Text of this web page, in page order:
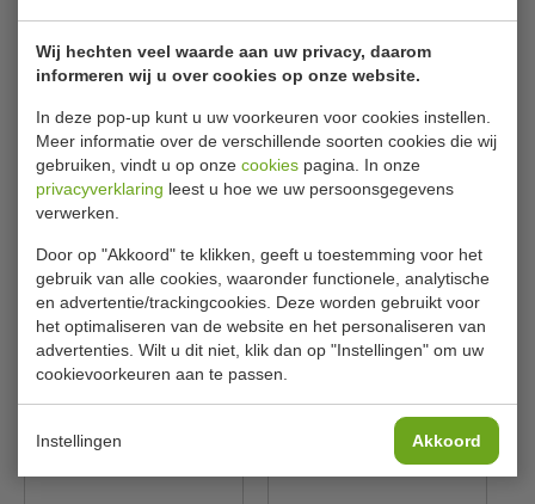
Wij hechten veel waarde aan uw privacy, daarom
informeren wij u over cookies op onze website.
In deze pop-up kunt u uw voorkeuren voor cookies instellen.
Meer informatie over de verschillende soorten cookies die wij
gebruiken, vindt u op onze cookies pagina. In onze
privacyverklaring leest u hoe we uw persoonsgegevens
verwerken.
Door op "Akkoord" te klikken, geeft u toestemming voor het
gebruik van alle cookies, waaronder functionele, analytische
en advertentie/trackingcookies. Deze worden gebruikt voor
het optimaliseren van de website en het personaliseren van
advertenties. Wilt u dit niet, klik dan op "Instellingen" om uw
cookievoorkeuren aan te passen.
Instellingen Akkoord
Model
C 466
Diameter
51 cm
Kleur
Wit
Materiaal
Porselein
Is dit iets voor jou?